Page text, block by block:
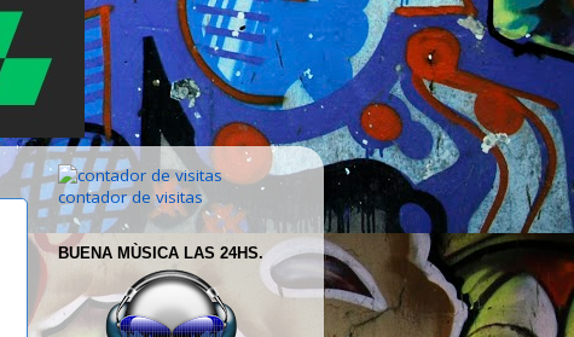
contador de visitas
BUENA MÙSICA LAS 24HS.